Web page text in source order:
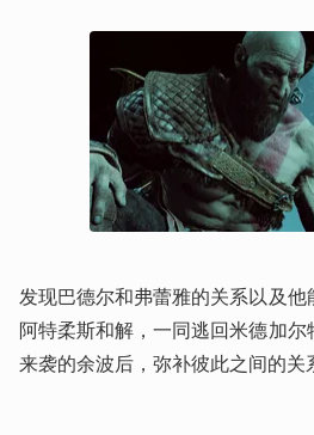
发现巴德尔和弗蕾雅的关系以及
阿特柔斯和解，一同逃回米德加
来袭的余波后，弥补彼此之间的关